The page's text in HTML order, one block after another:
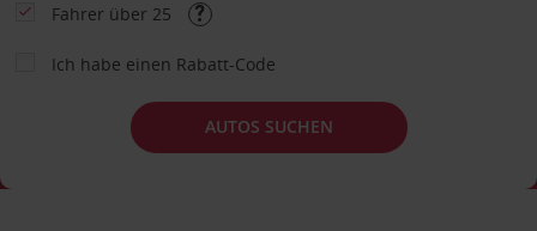
Fahrer über 25
Ich habe einen Rabatt-Code
AUTOS SUCHEN